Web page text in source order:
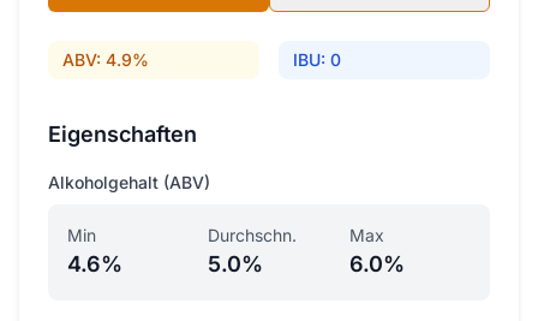
ABV: 4.9% IBU: 0
Eigenschaften
Alkoholgehalt (ABV)
Min
4.6%
Durchschn.
5.0%
Max
6.0%